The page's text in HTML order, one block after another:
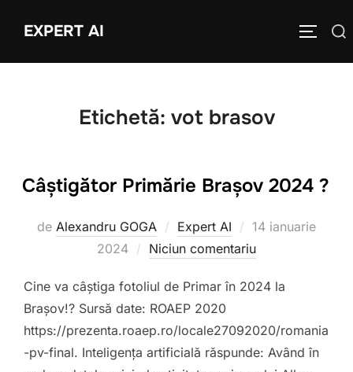
EXPERT AI
Caută
Etichetă: vot brasov
Câștigător Primărie Brașov 2024 ?
de Alexandru GOGA Expert AI
Publicat
pe
14 ianuarie
2024
Niciun comentariu
Cine va câștiga fotoliul de Primar în 2024 la
Brașov!? Sursă date: ROAEP 2020
https://prezenta.roaep.ro/locale27092020/romania
-pv-final. Inteligența artificială răspunde: Având în